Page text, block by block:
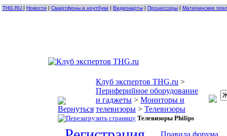
THG.RU | Новости | Смартфоны и ноутбуки | Видеокарты | Процессоры | Материнские
Клуб экспертов THG.ru >
Периферийное оборудование
и гаджеты > Мониторы и
телевизоры > Телевизоры
Телевизоры Philips
Правила форума